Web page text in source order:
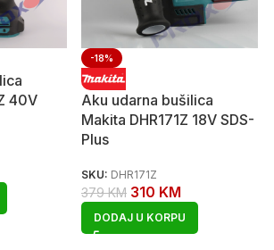
40V
-18%
Aku udarna bušilica
Makita DHR171Z 18V SDS-
Plus
SKU: DHR171Z
379KM 310 KM
DODAJ U KORPU